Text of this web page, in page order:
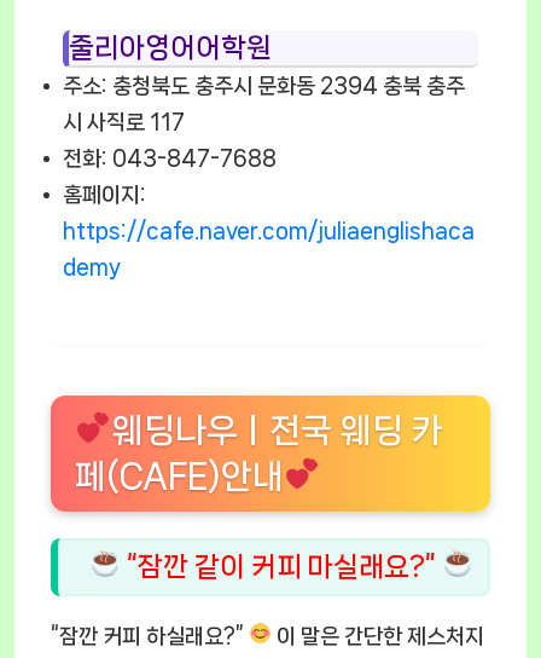
줄리아영어어학원
주소: 충청북도 충주시 문화동 2394 충북 충주
시 사직로 117
전화: 043-847-7688
홈페이지:
https://cafe.naver.com/juliaenglishaca
demy
웨딩나우ㅣ전국 웨딩 카
페(CAFE)안내
“잠깐 같이 커피 마실래요?”
“잠깐 커피 하실래요?” 이 말은 간단한 제스처지